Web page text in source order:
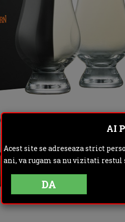
AI
Acest site se adreseaza strict
ani, va rugam sa nu vizitati
DA